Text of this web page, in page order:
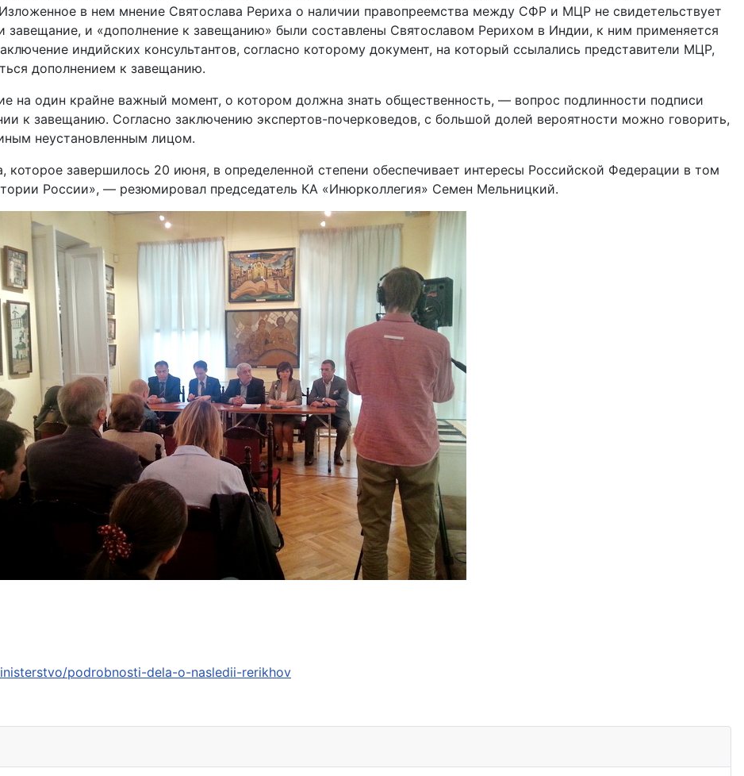
в нем мнение Святослава Рериха о наличии правопреемства между СФР и МЦР не свидетельствует
завещание, и «дополнение к завещанию» были составлены Святославом Рерихом в Индии, к ним применяется
индийских консультантов, согласно которому документ, на который ссылались представители МЦР,
дополнением к завещанию.
на один крайне важный момент, о котором должна знать общественность, — вопрос подлинности подписи
к завещанию. Согласно заключению экспертов-почерковедов, с большой долей вероятности можно говорить,
неустановленным лицом.
которое завершилось 20 июня, в определенной степени обеспечивает интересы Российской Федерации в том
России», — резюмировал председатель КА «Инюрколлегия» Семен Мельницкий.
podrobnosti-dela-o-nasledii-rerikhov